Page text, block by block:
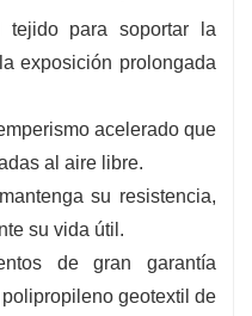
para soportar la
exposición prolongada
acelerado que
al aire libre.
su resistencia,
su vida útil.
de gran garantía
geotextil de